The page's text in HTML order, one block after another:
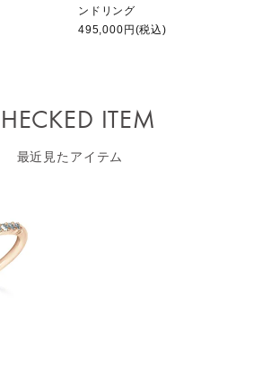
ンドリング
495,000円(税込)
ITEM
最近見たアイテム